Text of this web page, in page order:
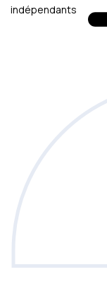
indépendants